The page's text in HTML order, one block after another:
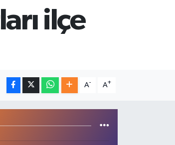
ilçe
A- A+